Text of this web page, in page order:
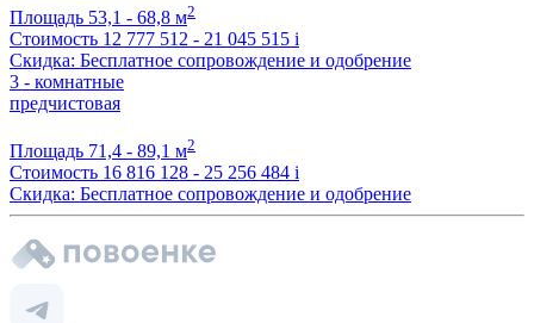
Площадь 53,1 - 68,8 м2
Стоимость 12 777 512 - 21 045 515 i
Скидка: Бесплатное сопровождение и одобрение
3 - комнатные
предчистовая
Площадь 71,4 - 89,1 м2
Стоимость 16 816 128 - 25 256 484 i
Скидка: Бесплатное сопровождение и одобрение